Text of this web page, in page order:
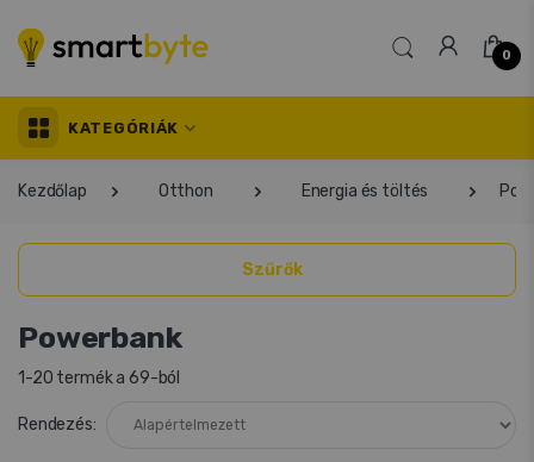
0
KATEGÓRIÁK
Kezdőlap Otthon Energia és töltés
Szűrők
Powerbank
1-20 termék a 69-ból
Rendezés: